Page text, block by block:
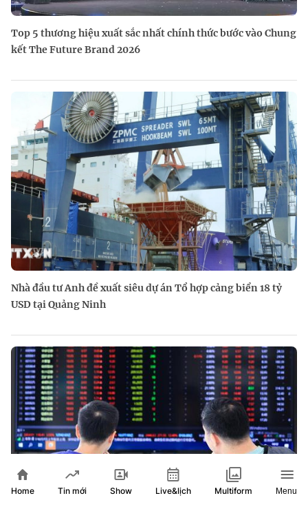
Top 5 thương hiệu xuất sắc nhất chính thức bước vào Chung
kết The Future Brand 2026
Nhà đầu tư Anh đề xuất siêu dự án Tổ hợp cảng biển 18 tỷ
USD tại Quảng Ninh
Home Tin mới Show Live&lịch Multiform Menu